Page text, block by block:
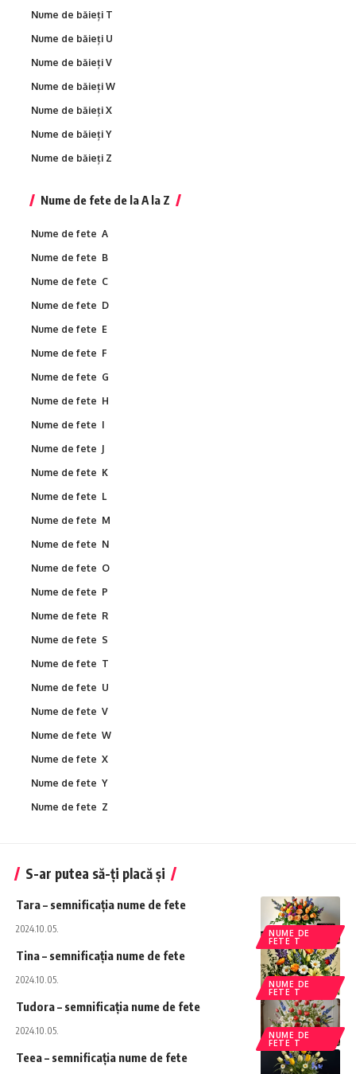
Nume de băieți T
Nume de băieți U
Nume de băieți V
Nume de băieți W
Nume de băieți X
Nume de băieți Y
Nume de băieți Z
Nume de fete de la A la Z
Nume de fete A
Nume de fete B
Nume de fete C
Nume de fete D
Nume de fete E
Nume de fete F
Nume de fete G
Nume de fete H
Nume de fete I
Nume de fete J
Nume de fete K
Nume de fete L
Nume de fete M
Nume de fete N
Nume de fete O
Nume de fete P
Nume de fete R
Nume de fete S
Nume de fete T
Nume de fete U
Nume de fete V
Nume de fete W
Nume de fete X
Nume de fete Y
Nume de fete Z
S-ar putea să-ți placă și
NUME DE
FETE T
Tara – semnificația nume de fete
2024.10.05.
NUME DE
FETE T
Tina – semnificația nume de fete
2024.10.05.
NUME DE
FETE T
Tudora – semnificația nume de fete
2024.10.05.
Teea – semnificația nume de fete